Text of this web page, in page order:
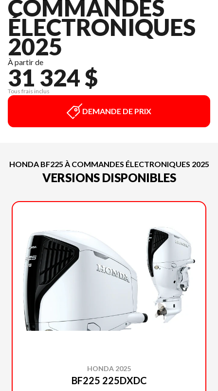
COMMANDES
ÉLECTRONIQUES
2025
À partir de
31 324 $
Tous frais inclus
DEMANDE DE PRIX
HONDA BF225 À COMMANDES ÉLECTRONIQUES 2025
VERSIONS DISPONIBLES
HONDA 2025
BF225 225DXDC